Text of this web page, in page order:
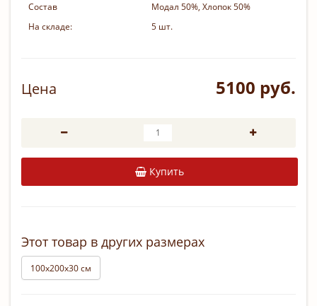
Состав
Модал 50%, Хлопок 50%
На складе:
5 шт.
Цена 5100 руб.
Купить
Этот товар в других размерах
100х200х30 см